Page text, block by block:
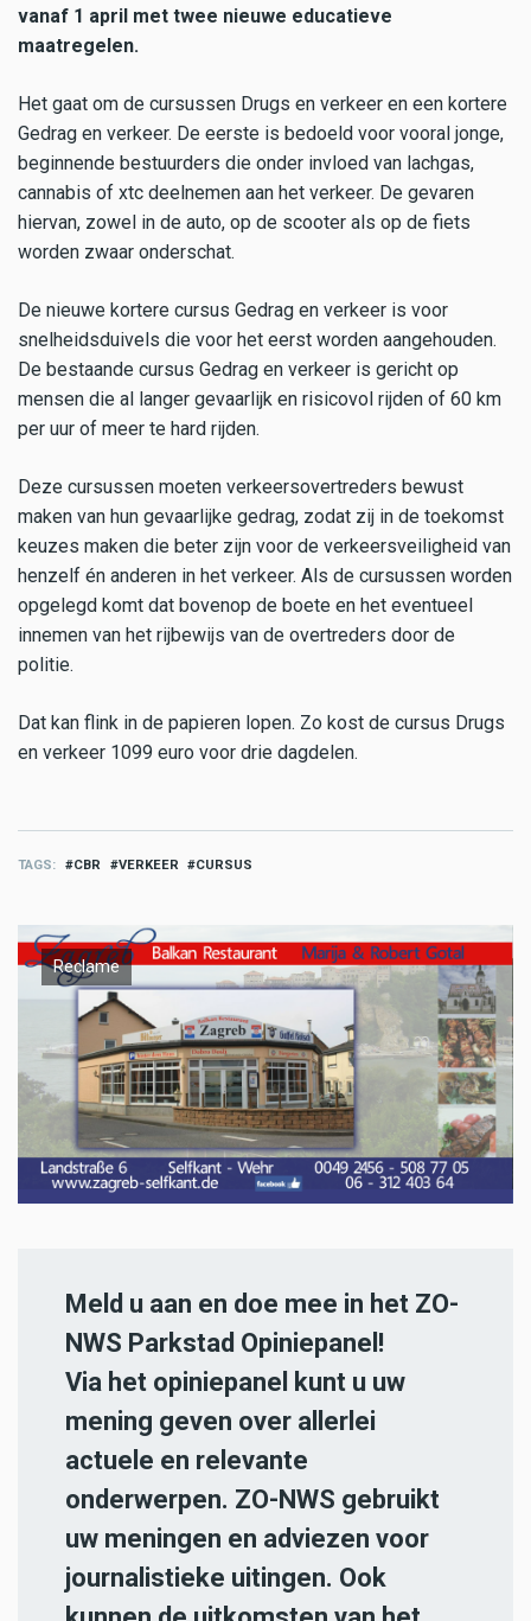
vanaf 1 april met twee nieuwe educatieve
maatregelen.
Het gaat om de cursussen Drugs en verkeer en een kortere
Gedrag en verkeer. De eerste is bedoeld voor vooral jonge,
beginnende bestuurders die onder invloed van lachgas,
cannabis of xtc deelnemen aan het verkeer. De gevaren
hiervan, zowel in de auto, op de scooter als op de fiets
worden zwaar onderschat.
De nieuwe kortere cursus Gedrag en verkeer is voor
snelheidsduivels die voor het eerst worden aangehouden.
De bestaande cursus Gedrag en verkeer is gericht op
mensen die al langer gevaarlijk en risicovol rijden of 60 km
per uur of meer te hard rijden.
Deze cursussen moeten verkeersovertreders bewust
maken van hun gevaarlijke gedrag, zodat zij in de toekomst
keuzes maken die beter zijn voor de verkeersveiligheid van
henzelf én anderen in het verkeer. Als de cursussen worden
opgelegd komt dat bovenop de boete en het eventueel
innemen van het rijbewijs van de overtreders door de
politie.
Dat kan flink in de papieren lopen. Zo kost de cursus Drugs
en verkeer 1099 euro voor drie dagdelen.
TAGS CBR VERKEER CURSUS
Reclame
Meld u aan en doe mee in het ZO-
NWS Parkstad Opiniepanel!
Via het opiniepanel kunt u uw
mening geven over allerlei
actuele en relevante
onderwerpen. ZO-NWS gebruikt
uw meningen en adviezen voor
journalistieke uitingen. Ook